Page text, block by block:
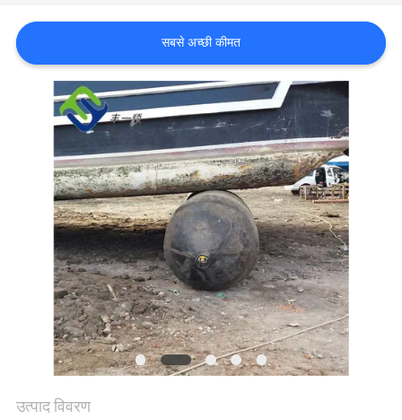
समाचार
मामलों
साइटमैप
PRIVACY
POLICY
सबसे अच्छी कीमत
उत्पाद विवरण